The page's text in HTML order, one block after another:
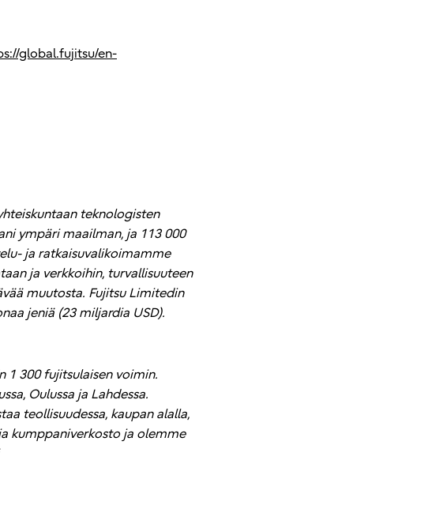
global.fujitsu/en-
teknologisten
ympäri maailman, ja 113 000
ja ratkaisuvalikoimamme
ja verkkoihin, turvallisuuteen
muutosta. Fujitsu Limitedin
jeniä (23 miljardia USD).
1 300 fujitsulaisen voimin.
Oulussa ja Lahdessa.
teollisuudessa, kaupan alalla,
kumppaniverkosto ja olemme